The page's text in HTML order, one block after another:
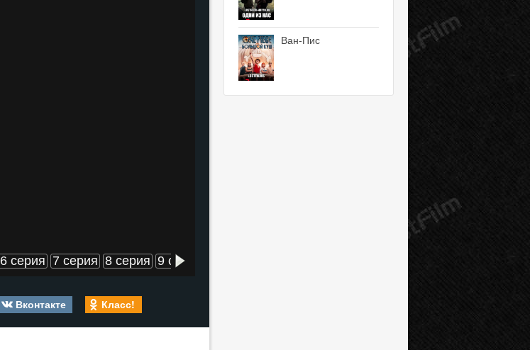
6 серия 7 серия 8 серия 9 серия
Вконтакте Класс!
Ван-Пис